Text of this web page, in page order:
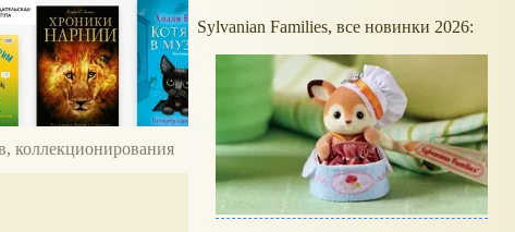
коллекционирования
Sylvanian Families, все новинки 2026: